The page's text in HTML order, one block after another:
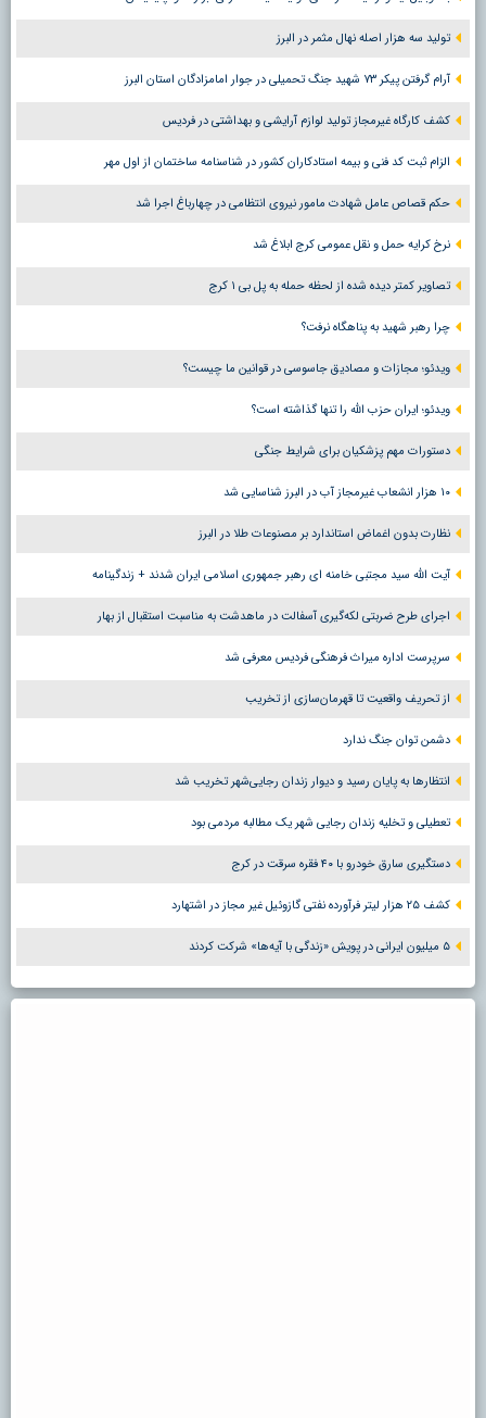
تولید سه هزار اصله نهال مثمر در البرز
آرام گرفتن پیکر ۷۳ شهید جنگ تحمیلی در جوار امامزادگان استان البرز
کشف کارگاه غیرمجاز تولید لوازم آرایشی و بهداشتی در فردیس
الزام ثبت کد فنی و بیمه استادکاران کشور در شناسنامه ساختمان از اول مهر
حکم قصاص عامل شهادت مامور نیروی انتظامی در چهارباغ اجرا شد
نرخ کرایه حمل و نقل عمومی کرج ابلاغ شد
تصاویر کمتر دیده شده از لحظه حمله به پل بی ۱ کرج
چرا رهبر شهید به پناهگاه نرفت؟
ویدئو؛ مجازات و مصادیق جاسوسی در قوانین ما چیست؟
ویدئو؛ ایران حزب الله را تنها گذاشته است؟
دستورات مهم پزشکیان برای شرایط جنگی
۱۰ هزار انشعاب غیرمجاز آب در البرز شناسایی شد
نظارت بدون اغماض استاندارد بر مصنوعات طلا در البرز
آیت الله سید مجتبی خامنه ای رهبر جمهوری اسلامی ایران شدند + زندگینامه
اجرای طرح ضربتی لکه‌گیری آسفالت در ماهدشت به مناسبت استقبال از بهار
سرپرست اداره میراث فرهنگی فردیس معرفی شد
از تحریف واقعیت تا قهرمان‌سازی از تخریب
دشمن توان جنگ ندارد
انتظارها به پایان رسید و دیوار زندان رجایی‌شهر تخریب شد
تعطیلی و تخلیه زندان رجایی شهر یک مطالبه مردمی بود
دستگیری سارق خودرو با ۴۰ فقره سرقت در کرج
کشف ۲۵ هزار لیتر فرآورده نفتی گازوئیل غیر مجاز در اشتهارد
۵ میلیون ایرانی در پویش «زندگی با آیه‌ها» شرکت کردند